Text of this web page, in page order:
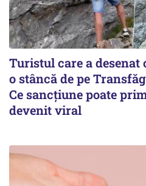
Turistul care a desenat
o stâncă de pe
Ce sancțiune poate
devenit viral